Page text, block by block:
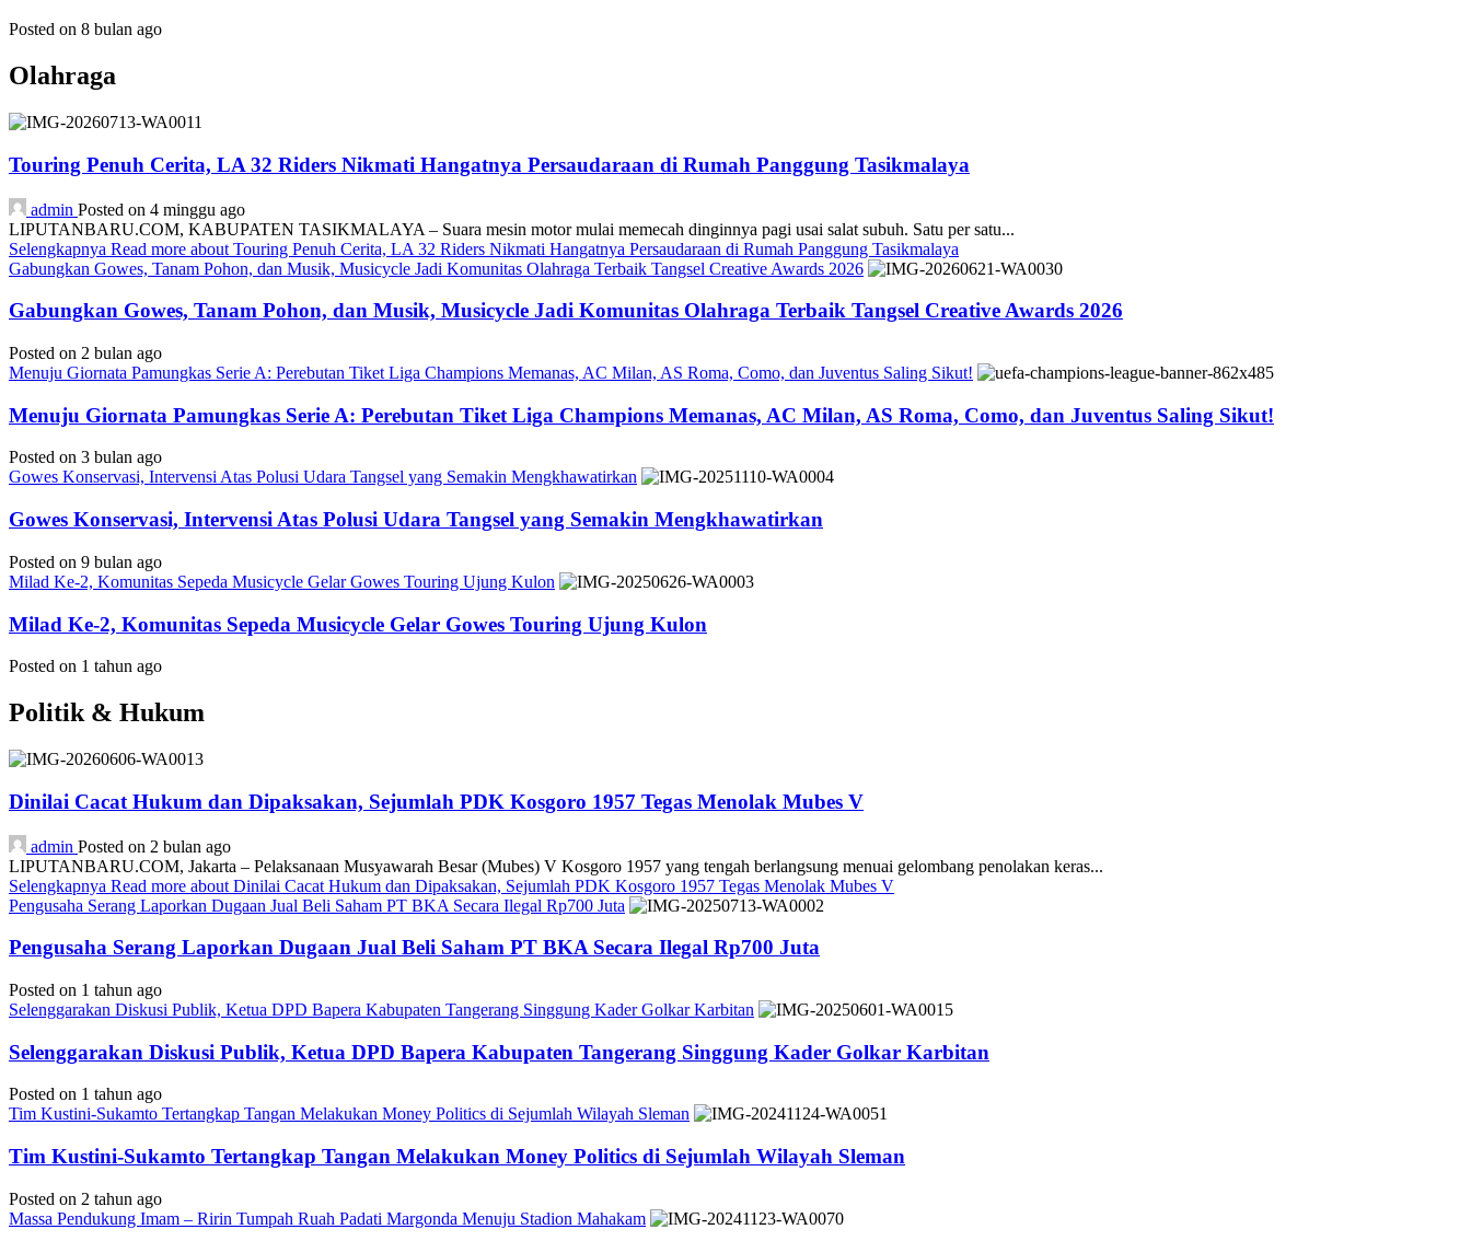
Posted on 8 bulan ago
Olahraga
Touring Penuh Cerita, LA 32 Riders Nikmati Hangatnya Persaudaraan di Rumah Panggung Tasikmalaya
admin Posted on 4 minggu ago
LIPUTANBARU.COM, KABUPATEN TASIKMALAYA – Suara mesin motor mulai memecah dinginnya pagi usai salat subuh. Satu per satu...
Selengkapnya Read more about Touring Penuh Cerita, LA 32 Riders Nikmati Hangatnya Persaudaraan di Rumah Panggung Tasikmalaya
Gabungkan Gowes, Tanam Pohon, dan Musik, Musicycle Jadi Komunitas Olahraga Terbaik Tangsel Creative Awards 2026
Gabungkan Gowes, Tanam Pohon, dan Musik, Musicycle Jadi Komunitas Olahraga Terbaik Tangsel Creative Awards 2026
Posted on 2 bulan ago
Menuju Giornata Pamungkas Serie A: Perebutan Tiket Liga Champions Memanas, AC Milan, AS Roma, Como, dan Juventus Saling Sikut!
Menuju Giornata Pamungkas Serie A: Perebutan Tiket Liga Champions Memanas, AC Milan, AS Roma, Como, dan Juventus Saling Sikut!
Posted on 3 bulan ago
Gowes Konservasi, Intervensi Atas Polusi Udara Tangsel yang Semakin Mengkhawatirkan
Gowes Konservasi, Intervensi Atas Polusi Udara Tangsel yang Semakin Mengkhawatirkan
Posted on 9 bulan ago
Milad Ke-2, Komunitas Sepeda Musicycle Gelar Gowes Touring Ujung Kulon
Milad Ke-2, Komunitas Sepeda Musicycle Gelar Gowes Touring Ujung Kulon
Posted on 1 tahun ago
Politik & Hukum
Dinilai Cacat Hukum dan Dipaksakan, Sejumlah PDK Kosgoro 1957 Tegas Menolak Mubes V
admin Posted on 2 bulan ago
LIPUTANBARU.COM, Jakarta – Pelaksanaan Musyawarah Besar (Mubes) V Kosgoro 1957 yang tengah berlangsung menuai gelombang penolakan keras...
Selengkapnya Read more about Dinilai Cacat Hukum dan Dipaksakan, Sejumlah PDK Kosgoro 1957 Tegas Menolak Mubes V
Pengusaha Serang Laporkan Dugaan Jual Beli Saham PT BKA Secara Ilegal Rp700 Juta
Pengusaha Serang Laporkan Dugaan Jual Beli Saham PT BKA Secara Ilegal Rp700 Juta
Posted on 1 tahun ago
Selenggarakan Diskusi Publik, Ketua DPD Bapera Kabupaten Tangerang Singgung Kader Golkar Karbitan
Selenggarakan Diskusi Publik, Ketua DPD Bapera Kabupaten Tangerang Singgung Kader Golkar Karbitan
Posted on 1 tahun ago
Tim Kustini-Sukamto Tertangkap Tangan Melakukan Money Politics di Sejumlah Wilayah Sleman
Tim Kustini-Sukamto Tertangkap Tangan Melakukan Money Politics di Sejumlah Wilayah Sleman
Posted on 2 tahun ago
Massa Pendukung Imam – Ririn Tumpah Ruah Padati Margonda Menuju Stadion Mahakam